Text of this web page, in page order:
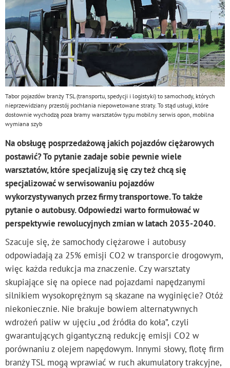
Tabor pojazdów branży TSL (transportu, spedycji i logistyki) to samochody, których
nieprzewidziany przestój pochłania niepowetowane straty. To stąd usługi, które
dosłownie wychodzą poza bramy warsztatów typu mobilny serwis opon, mobilna
wymiana szyb
Na obsługę posprzedażową jakich pojazdów ciężarowych
postawić? To pytanie zadaje sobie pewnie wiele
warsztatów, które specjalizują się czy też chcą się
specjalizować w serwisowaniu pojazdów
wykorzystywanych przez firmy transportowe. To także
pytanie o autobusy. Odpowiedzi warto formułować w
perspektywie rewolucyjnych zmian w latach 2035-2040.
Szacuje się, że samochody ciężarowe i autobusy
odpowiadają za 25% emisji CO2 w transporcie drogowym,
więc każda redukcja ma znaczenie. Czy warsztaty
skupiające się na opiece nad pojazdami napędzanymi
silnikiem wysokoprężnym są skazane na wyginięcie? Otóż
niekoniecznie. Nie brakuje bowiem alternatywnych
wdrożeń paliw w ujęciu „od źródła do koła”, czyli
gwarantujących gigantyczną redukcję emisji CO2 w
porównaniu z olejem napędowym. Innymi słowy, flotę firm
branży TSL mogą wprawiać w ruch akumulatory trakcyjne,